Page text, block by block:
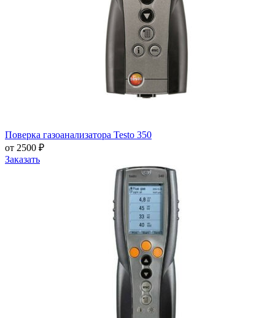
Поверка газоанализатора Testo 350
от 2500 ₽
Заказать